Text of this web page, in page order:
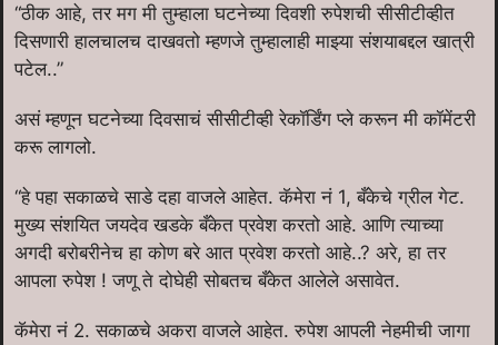
“ठीक आहे, तर मग मी तुम्हाला घटनेच्या दिवशी रुपेशची सीसीटीव्हीत
दिसणारी हालचालच दाखवतो म्हणजे तुम्हालाही माझ्या संशयाबद्दल खात्री
पटेल..”
असं म्हणून घटनेच्या दिवसाचं सीसीटीव्ही रेकॉर्डिंग प्ले करून मी कॉमेंटरी
करू लागलो.
“हे पहा सकाळचे साडे दहा वाजले आहेत. कॅमेरा नं 1, बँकेचे ग्रील गेट.
मुख्य संशयित जयदेव खडके बँकेत प्रवेश करतो आहे. आणि त्याच्या
अगदी बरोबरीनेच हा कोण बरे आत प्रवेश करतो आहे..? अरे, हा तर
आपला रुपेश ! जणू ते दोघेही सोबतच बँकेत आलेले असावेत.
कॅमेरा नं 2. सकाळचे अकरा वाजले आहेत. रुपेश आपली नेहमीची जागा